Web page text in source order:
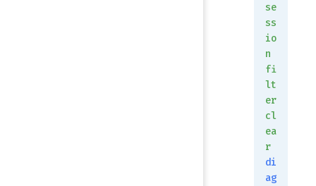
se
ss
io
n
fi
lt
er
cl
ea
r
di
ag